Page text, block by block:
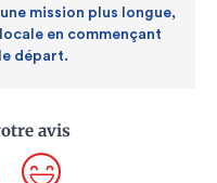
mission plus longue,
locale en commençant
départ.
avis